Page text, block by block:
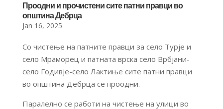
Проодни и прочистени сите патни правци во
општина Дебрца
Jan 16, 2025
Со чистење на патните правци за село Турје и
село Мраморец и патната врска село Врбјани-
село Годивје-село Лактиње сите патни правци
во општина Дебрца се проодни.
Паралелно се работи на чистење на улици во